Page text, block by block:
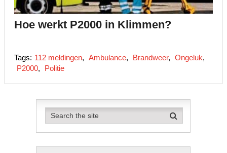
Hoe werkt P2000 in Klimmen?
Tags: 112 meldingen, Ambulance, Brandweer, Ongeluk,
P2000, Politie